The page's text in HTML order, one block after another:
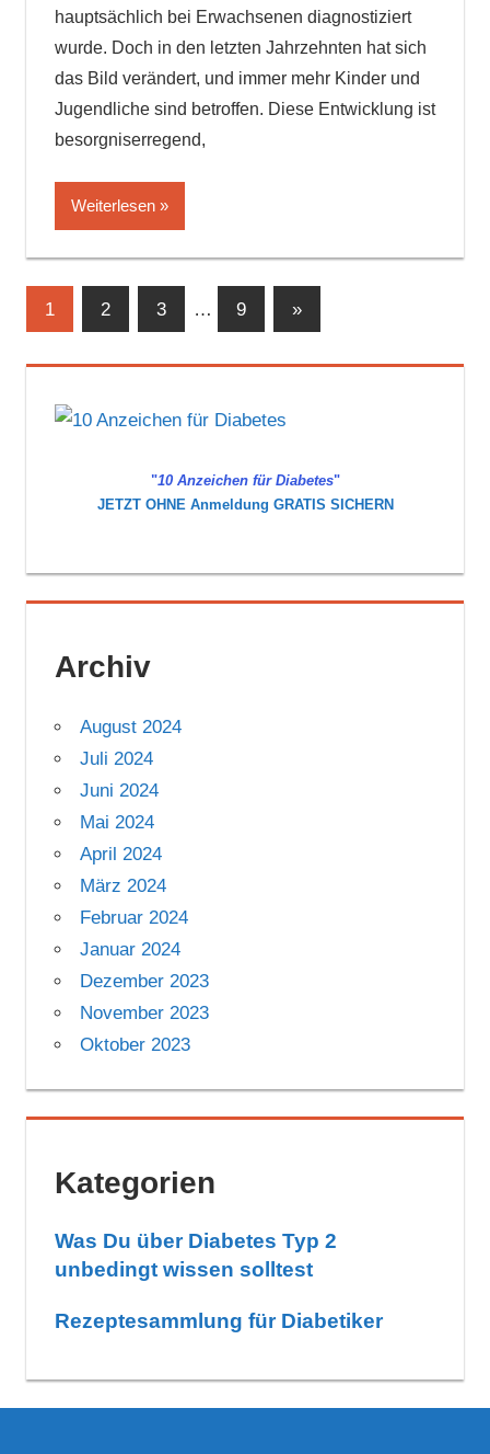
hauptsächlich bei Erwachsenen diagnostiziert
wurde. Doch in den letzten Jahrzehnten hat sich
das Bild verändert, und immer mehr Kinder und
Jugendliche sind betroffen. Diese Entwicklung ist
besorgniserregend,
Weiterlesen
Seitennummerierung
1 2 3 … 9
Nächste
»
"10 Anzeichen für Diabetes"
JETZT OHNE Anmeldung GRATIS SICHERN
Archiv
August 2024
Juli 2024
Juni 2024
Mai 2024
April 2024
März 2024
Februar 2024
Januar 2024
Dezember 2023
November 2023
Oktober 2023
Kategorien
Was Du über Diabetes Typ 2
unbedingt wissen solltest
Rezeptesammlung für Diabetiker